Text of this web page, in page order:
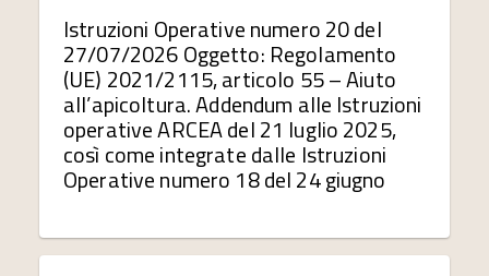
Istruzioni Operative numero 20 del
27/07/2026 Oggetto: Regolamento
(UE) 2021/2115, articolo 55 – Aiuto
all’apicoltura. Addendum alle Istruzioni
operative ARCEA del 21 luglio 2025,
così come integrate dalle Istruzioni
Operative numero 18 del 24 giugno